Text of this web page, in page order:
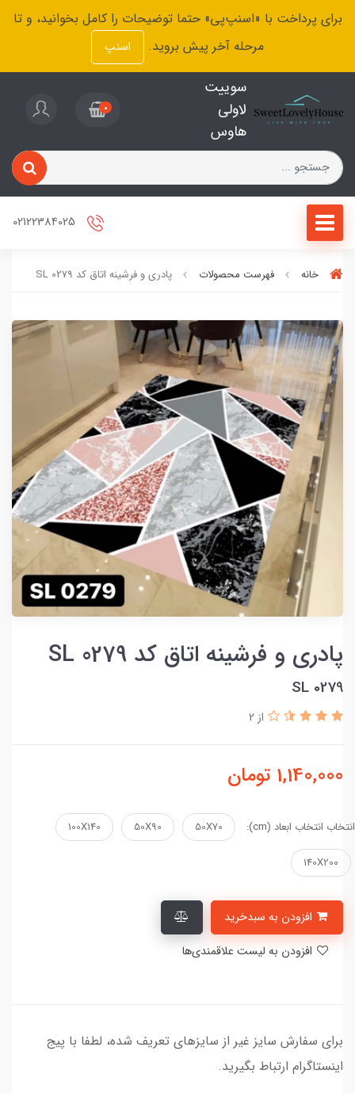
برای پرداخت با «اسنپ‌پی» حتما توضیحات را کامل بخوانید، و تا
مرحله آخر پیش بروید.
اسنپ
سوییت
لاولی
هاوس
0
خانه فهرست محصولات پادری و فرشینه اتاق کد SL 0279
پادری و فرشینه اتاق کد SL 0279
SL 0279
از 2
1,140,000 تومان
انتخاب انتخاب ابعاد (cm): 50X70
50X90
100X140
140X200
برای سفارش سایز غیر از سایزهای تعریف شده، لطفا با پیج
اینستاگرام ارتباط بگیرید.